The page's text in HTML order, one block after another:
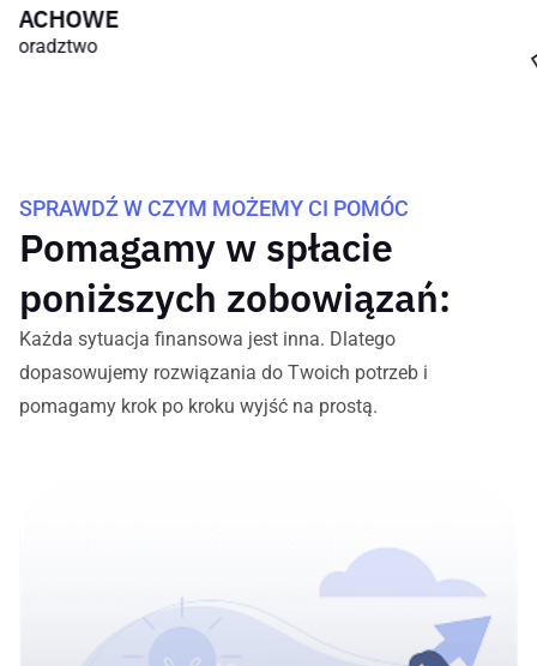
SZEROKI
Wybór usług
SPRAWDŹ W CZYM MOŻEMY CI POMÓC
Pomagamy w spłacie
poniższych zobowiązań:
Każda sytuacja finansowa jest inna. Dlatego
dopasowujemy rozwiązania do Twoich potrzeb i
pomagamy krok po kroku wyjść na prostą.